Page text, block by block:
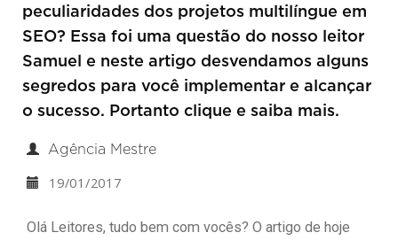
peculiaridades dos projetos multilíngue em
SEO? Essa foi uma questão do nosso leitor
Samuel e neste artigo desvendamos alguns
segredos para você implementar e alcançar
o sucesso. Portanto clique e saiba mais.
Agência Mestre
19/01/2017
Olá Leitores, tudo bem com vocês? O artigo de hoje